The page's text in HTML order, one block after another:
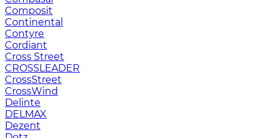
Composit
Continental
Contyre
Cordiant
Cross Street
CROSSLEADER
CrossStreet
CrossWind
Delinte
DELMAX
Dezent